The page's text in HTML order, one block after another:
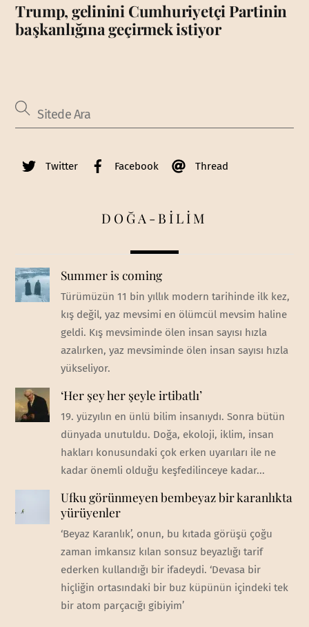
Trump, gelinini Cumhuriyetçi Partinin
başkanlığına geçirmek istiyor
Twitter Facebook Thread
DOĞA-BİLİM
Summer is coming
Türümüzün 11 bin yıllık modern tarihinde ilk kez,
kış değil, yaz mevsimi en ölümcül mevsim haline
geldi. Kış mevsiminde ölen insan sayısı hızla
azalırken, yaz mevsiminde ölen insan sayısı hızla
yükseliyor.
‘Her şey her şeyle irtibatlı’
19. yüzyılın en ünlü bilim insanıydı. Sonra bütün
dünyada unutuldu. Doğa, ekoloji, iklim, insan
hakları konusundaki çok erken uyarıları ile ne
kadar önemli olduğu keşfedilinceye kadar...
Ufku görünmeyen bembeyaz bir karanlıkta
yürüyenler
‘Beyaz Karanlık’, onun, bu kıtada görüşü çoğu
zaman imkansız kılan sonsuz beyazlığı tarif
ederken kullandığı bir ifadeydi. ‘Devasa bir
hiçliğin ortasındaki bir buz küpünün içindeki tek
bir atom parçacığı gibiyim’